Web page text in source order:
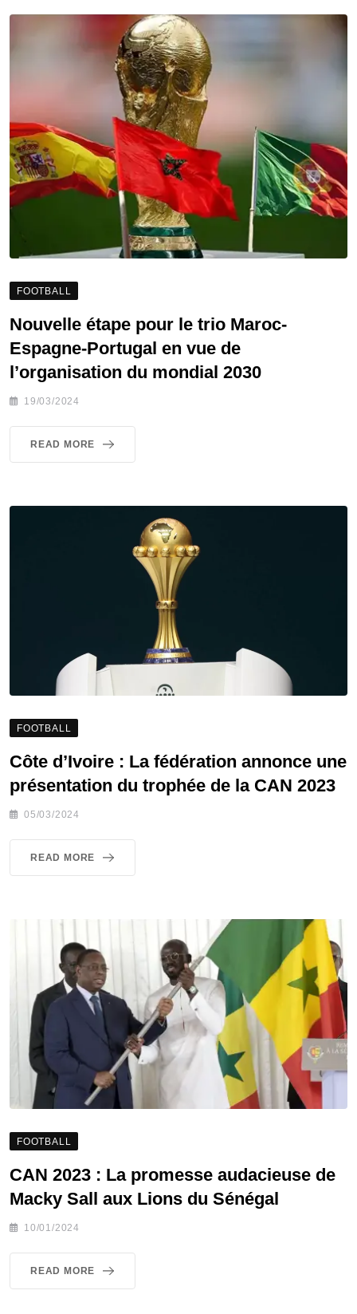
FOOTBALL
Nouvelle étape pour le trio Maroc-
Espagne-Portugal en vue de
l’organisation du mondial 2030
19/03/2024
READ MORE
FOOTBALL
Côte d’Ivoire : La fédération annonce une
présentation du trophée de la CAN 2023
05/03/2024
READ MORE
FOOTBALL
CAN 2023 : La promesse audacieuse de
Macky Sall aux Lions du Sénégal
10/01/2024
READ MORE